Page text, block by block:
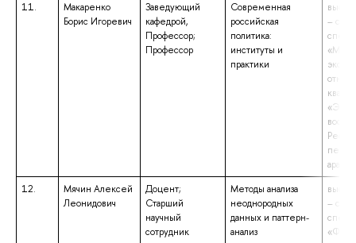
11.
Макаренко
Борис Игоревич
Заведующий
кафедрой,
Профессор;
Профессор
Современная
российская
политика:
институты и
практики
–
12.
Мячин Алексей
Леонидович
Доцент;
Старший
научный
сотрудник
Методы анализа
неоднородных
данных и паттерн-
анализ
–